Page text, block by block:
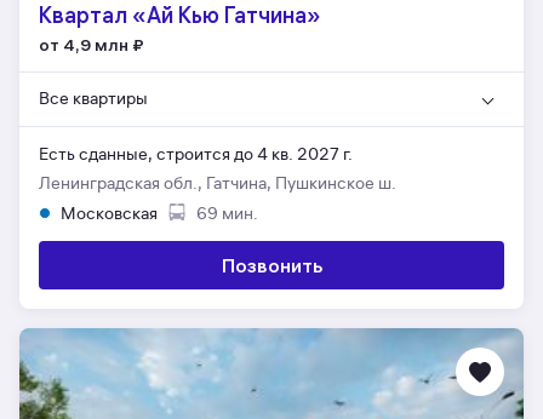
Квартал «Ай Кью Гатчина»
от 4,9 млн ₽
Все квартиры
Есть сданные, строится до 4 кв. 2027 г.
Ленинградская обл., Гатчина, Пушкинское ш.
Московская
69 мин.
Позвонить